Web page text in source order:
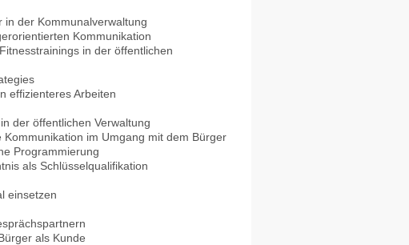
der Kommunalverwaltung
Kommunikation
in der öffentlichen
effizienteres Arbeiten
der öffentlichen Verwaltung
im Umgang mit dem Bürger
Programmierung
als Schlüsselqualifikation
einsetzen
als Kunde